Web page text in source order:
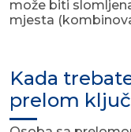
može biti
mjesta
Kada
prelom